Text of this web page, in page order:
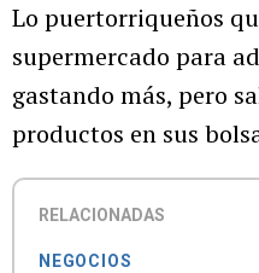
Lo puertorriqueños
supermercado para
gastando más, pero
productos en sus
RELACIONADAS
NEGOCIOS